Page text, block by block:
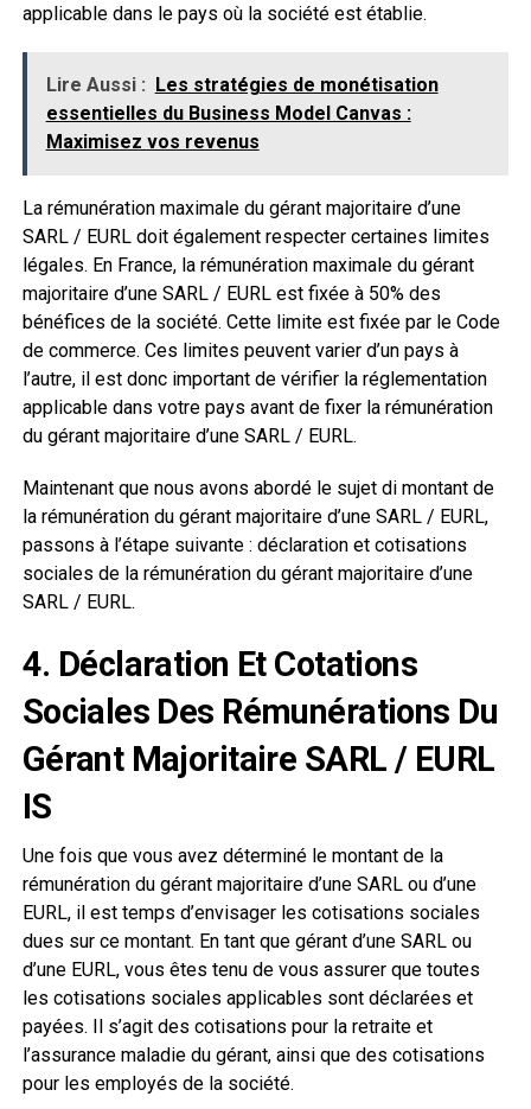
applicable dans le pays où la société est établie.
Lire Aussi : Les stratégies de monétisation
essentielles du Business Model Canvas :
Maximisez vos revenus
La rémunération maximale du gérant majoritaire d’une
SARL / EURL doit également respecter certaines limites
légales. En France, la rémunération maximale du gérant
majoritaire d’une SARL / EURL est fixée à 50% des
bénéfices de la société. Cette limite est fixée par le Code
de commerce. Ces limites peuvent varier d’un pays à
l’autre, il est donc important de vérifier la réglementation
applicable dans votre pays avant de fixer la rémunération
du gérant majoritaire d’une SARL / EURL.
Maintenant que nous avons abordé le sujet di montant de
la rémunération du gérant majoritaire d’une SARL / EURL,
passons à l’étape suivante : déclaration et cotisations
sociales de la rémunération du gérant majoritaire d’une
SARL / EURL.
4. Déclaration Et Cotations
Sociales Des Rémunérations Du
Gérant Majoritaire SARL / EURL
IS
Une fois que vous avez déterminé le montant de la
rémunération du gérant majoritaire d’une SARL ou d’une
EURL, il est temps d’envisager les cotisations sociales
dues sur ce montant. En tant que gérant d’une SARL ou
d’une EURL, vous êtes tenu de vous assurer que toutes
les cotisations sociales applicables sont déclarées et
payées. Il s’agit des cotisations pour la retraite et
l’assurance maladie du gérant, ainsi que des cotisations
pour les employés de la société.